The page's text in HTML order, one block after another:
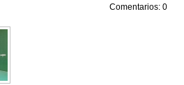
Comentarios: 0